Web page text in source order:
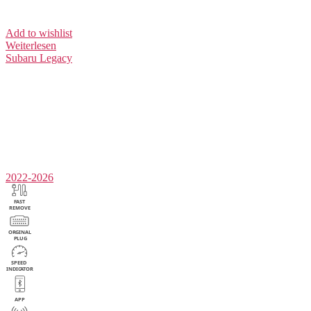
Add to wishlist
Weiterlesen
Subaru Legacy
2022-2026